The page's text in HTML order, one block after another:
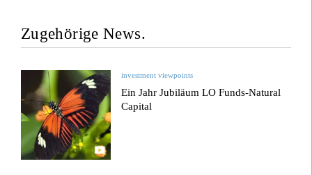
Zugehörige News.
investment viewpoints
Ein Jahr Jubiläum LO Funds-Natural
Capital